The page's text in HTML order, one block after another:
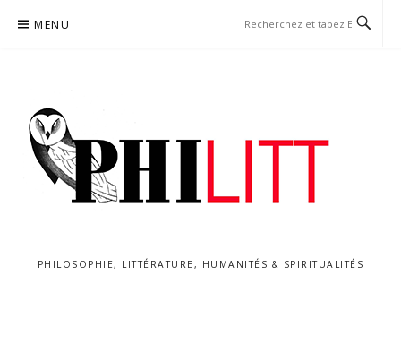
MENU
PHILOSOPHIE, LITTÉRATURE, HUMANITÉS & SPIRITUALITÉS